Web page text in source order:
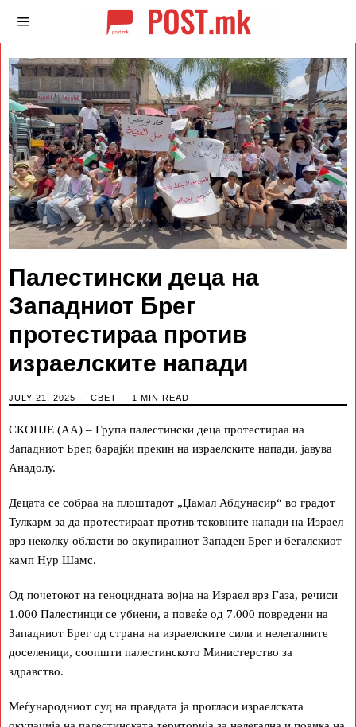
Палестински деца на
Западниот Брег
протестираа против
израелските напади
JULY 21, 2025 СВЕТ 1 MIN READ
СКОПЈЕ (АА) – Група палестински деца протестираа на
Западниот Брег, барајќи прекин на израелските напади, јавува
Анадолу.
Децата се собраа на плоштадот „Џамал Абдунасир“ во градот
Тулкарм за да протестираат против тековните напади на Израел
врз неколку области во окупираниот Западен Брег и бегалскиот
камп Нур Шамс.
Од почетокот на геноцидната војна на Израел врз Газа, речиси
1.000 Палестинци се убиени, а повеќе од 7.000 повредени на
Западниот Брег од страна на израелските сили и нелегалните
доселеници, соопшти палестинското Министерство за
здравство.
Меѓународниот суд на правдата ја прогласи израелската